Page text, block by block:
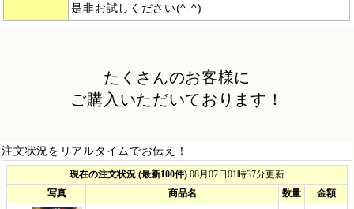
是非お試しください(^-^)
たくさんのお客様に
ご購入いただいております！
注文状況をリアルタイムでお伝え！